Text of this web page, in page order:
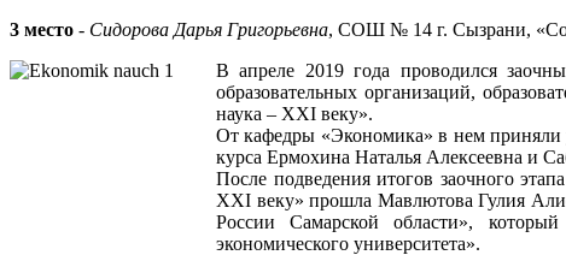
3 место - Сидорова Дарья Григорьевна, СОШ № 14 г. Сызрани,
В апреле 2019 года проводился
образовательных организаций,
наука – XXI веку».
От кафедры «Экономика» в нем приняли
курса Ермохина Наталья Алексеевна и
После подведения итогов заочного
XXI веку» прошла Мавлютова Гулия
России Самарской области»,
экономического университета».